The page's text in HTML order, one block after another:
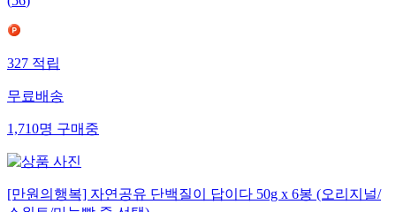
(56)
327적립
무료배송
1,710명구매중
[만원의행복] 자연공유 단백질이 답이다 50g x 6봉 (오리지널/